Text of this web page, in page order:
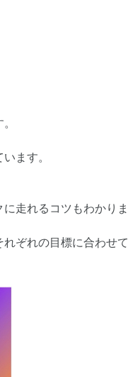
ます。
走れるコツもわかりま
ぞれの目標に合わせて